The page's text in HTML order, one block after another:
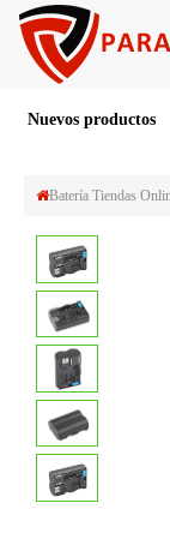
Nuevos productos
Batería Tiendas